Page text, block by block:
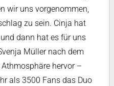
wir uns vorgenommen,
zu sein. Cinja hat
dann hat es für uns
Müller nach dem
hervor –
als 3500 Fans das Duo